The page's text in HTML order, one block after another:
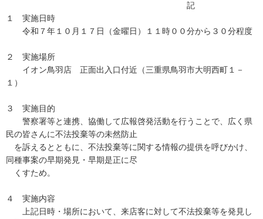
記
１ 実施日時
令和７年１０月１７日（金曜日）１１時００分から３０分程度
２ 実施場所
イオン鳥羽店 正面出入口付近（三重県鳥羽市大明西町１－
１）
３ 実施目的
警察署等と連携、協働して広報啓発活動を行うことで、広く県
民の皆さんに不法投棄等の未然防止
を訴えるとともに、不法投棄等に関する情報の提供を呼びかけ、
同種事案の早期発見・早期是正に尽
くすため。
４ 実施内容
上記日時・場所において、来店客に対して不法投棄等を発見し